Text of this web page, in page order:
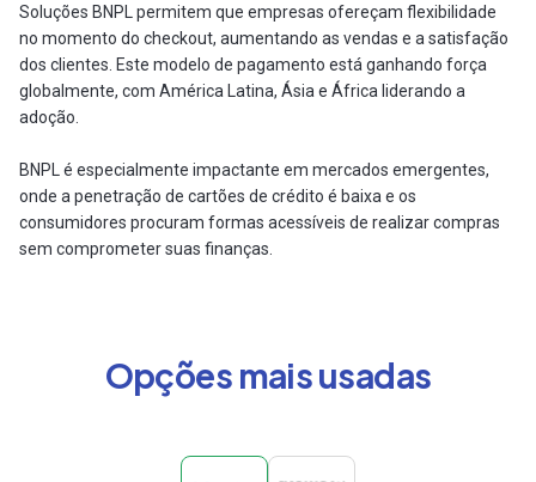
Soluções BNPL permitem que empresas ofereçam flexibilidade
no momento do checkout, aumentando as vendas e a satisfação
dos clientes. Este modelo de pagamento está ganhando força
globalmente, com América Latina, Ásia e África liderando a
adoção.
BNPL é especialmente impactante em mercados emergentes,
onde a penetração de cartões de crédito é baixa e os
consumidores procuram formas acessíveis de realizar compras
sem comprometer suas finanças.
Opções mais usadas